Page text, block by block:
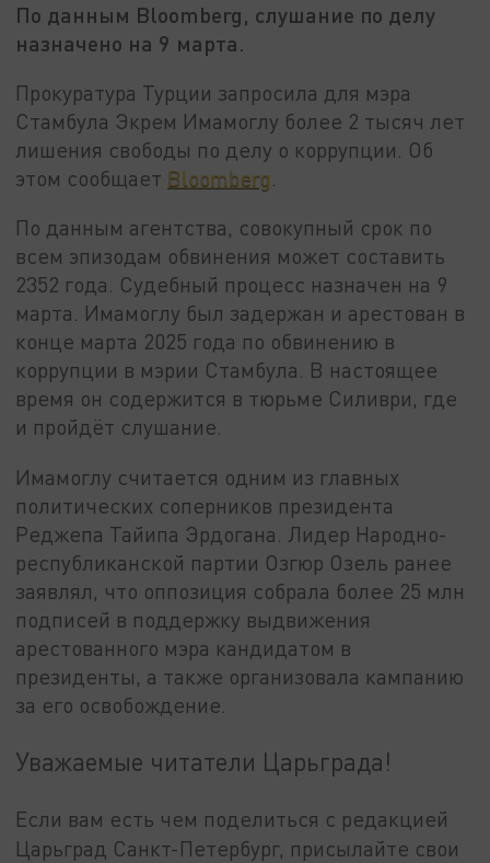
По данным Bloomberg, слушание по делу
назначено на 9 марта.
Прокуратура Турции запросила для мэра
Стамбула Экрем Имамоглу более 2 тысяч лет
лишения свободы по делу о коррупции. Об
этом сообщает Bloomberg
По данным агентства, совокупный срок по
всем эпизодам обвинения может составить
2352 года. Судебный процесс назначен на 9
марта. Имамоглу был задержан и арестован в
конце марта 2025 года по обвинению в
коррупции в мэрии Стамбула. В настоящее
время он содержится в тюрьме Силиври, где
и пройдёт слушание.
Имамоглу считается одним из главных
политических соперников президента
Реджепа Тайипа Эрдогана. Лидер Народно-
республиканской партии Озгюр Озель ранее
заявлял, что оппозиция собрала более 25 млн
подписей в поддержку выдвижения
арестованного мэра кандидатом в
президенты, а также организовала кампанию
за его освобождение.
Уважаемые читатели Царьграда!
Если вам есть чем поделиться с редакцией
Царьград Санкт-Петербург, присылайте свои